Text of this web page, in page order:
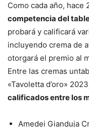
Como cada año, hace
competencia del
probará y calificará
incluyendo crema de
otorgará el premio al
Entre las cremas
«Tavoletta d’oro»
calificados entre los
Amedei Gianduja